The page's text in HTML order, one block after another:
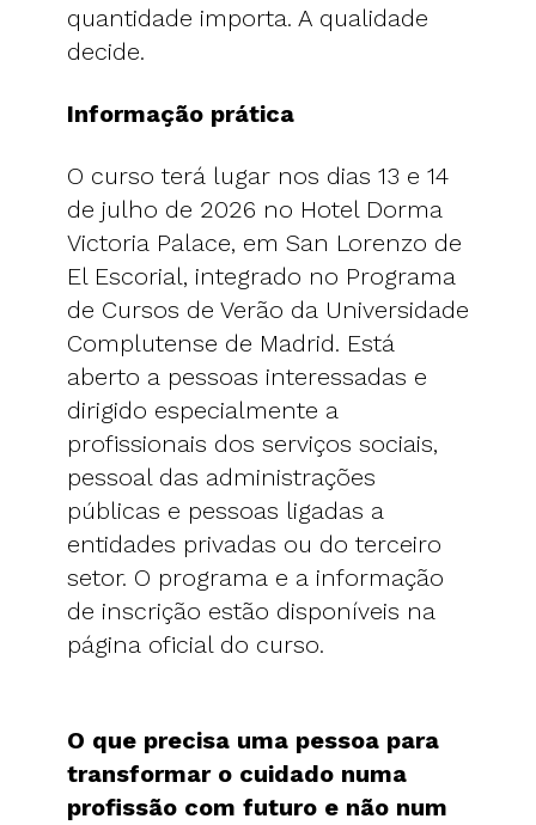
quantidade importa. A qualidade
decide.
Informação prática
O curso terá lugar nos dias 13 e 14
de julho de 2026 no Hotel Dorma
Victoria Palace, em San Lorenzo de
El Escorial, integrado no Programa
de Cursos de Verão da Universidade
Complutense de Madrid. Está
aberto a pessoas interessadas e
dirigido especialmente a
profissionais dos serviços sociais,
pessoal das administrações
públicas e pessoas ligadas a
entidades privadas ou do terceiro
setor. O programa e a informação
de inscrição estão disponíveis na
página oficial do curso.
O que precisa uma pessoa para
transformar o cuidado numa
profissão com futuro e não num